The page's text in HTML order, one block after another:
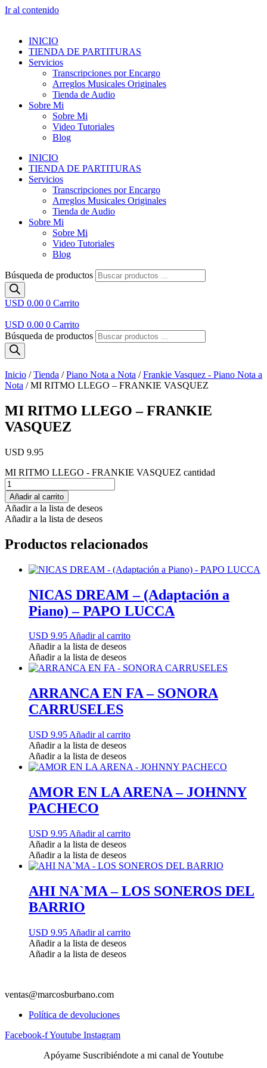
Ir al contenido
INICIO
TIENDA DE PARTITURAS
Servicios
Transcripciones por Encargo
Arreglos Musicales Originales
Tienda de Audio
Sobre Mi
Sobre Mi
Video Tutoriales
Blog
INICIO
TIENDA DE PARTITURAS
Servicios
Transcripciones por Encargo
Arreglos Musicales Originales
Tienda de Audio
Sobre Mi
Sobre Mi
Video Tutoriales
Blog
Búsqueda de productos
USD 0.00 0 Carrito
USD 0.00 0 Carrito
Búsqueda de productos
Inicio /Tienda /Piano Nota a Nota /Frankie Vasquez - Piano Nota a
Nota / MI RITMO LLEGO – FRANKIE VASQUEZ
MI RITMO LLEGO – FRANKIE
VASQUEZ
USD 9.95
MI RITMO LLEGO - FRANKIE VASQUEZ cantidad
Añadir al carrito
Añadir a la lista de deseos
Añadir a la lista de deseos
Productos relacionados
NICAS DREAM – (Adaptación a
Piano) – PAPO LUCCA
USD 9.95Añadir al carrito
Añadir a la lista de deseos
Añadir a la lista de deseos
ARRANCA EN FA – SONORA
CARRUSELES
USD 9.95 Añadir al carrito
Añadir a la lista de deseos
Añadir a la lista de deseos
AMOR EN LA ARENA – JOHNNY
PACHECO
USD 9.95 Añadir al carrito
Añadir a la lista de deseos
Añadir a la lista de deseos
AHI NA`MA – LOS SONEROS DEL
BARRIO
USD 9.95 Añadir al carrito
Añadir a la lista de deseos
Añadir a la lista de deseos
ventas@marcosburbano.com
Política de devoluciones
Facebook-fYoutube Instagram
Apóyame Suscribiéndote a mi canal de Youtube